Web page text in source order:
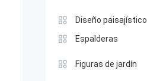
Diseño paisajístico
Espalderas
Figuras de jardín